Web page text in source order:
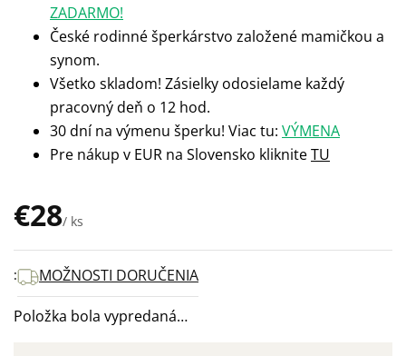
€28/ ks
Jednotková
cena:
MOŽNOSTI DORUČENIA
Položka bola vypredaná…
ZADARMO!
České rodinné šperkárstvo založené mamičkou a
synom.
Všetko skladom! Zásielky odosielame každý
pracovný deň o 12 hod.
30 dní na výmenu šperku! Viac tu: VÝMENA
Pre nákup v EUR na Slovensko klikniteTU